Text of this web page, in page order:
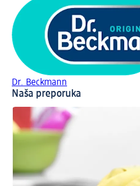
Dr. Beckmann
Naša preporuka